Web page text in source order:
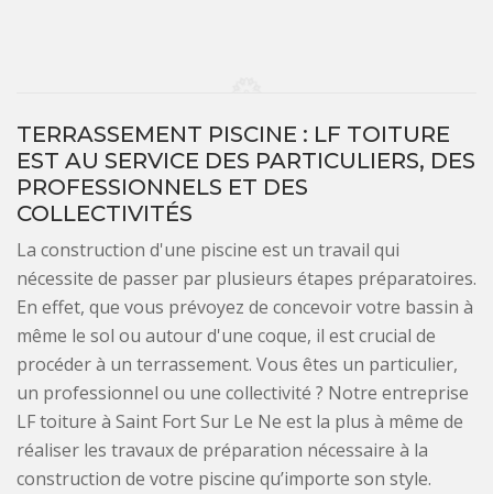
TERRASSEMENT PISCINE : LF TOITURE
EST AU SERVICE DES PARTICULIERS, DES
PROFESSIONNELS ET DES
COLLECTIVITÉS
La construction d'une piscine est un travail qui
nécessite de passer par plusieurs étapes préparatoires.
En effet, que vous prévoyez de concevoir votre bassin à
même le sol ou autour d'une coque, il est crucial de
procéder à un terrassement. Vous êtes un particulier,
un professionnel ou une collectivité ? Notre entreprise
LF toiture à Saint Fort Sur Le Ne est la plus à même de
réaliser les travaux de préparation nécessaire à la
construction de votre piscine qu’importe son style.